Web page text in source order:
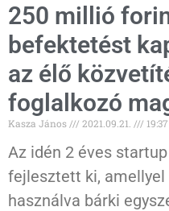
250 millió
befektetést
az élő
foglalkozó
Kasza János 2021.09.21. 19:37
Az idén 2 éves
fejlesztett ki,
használva bárki